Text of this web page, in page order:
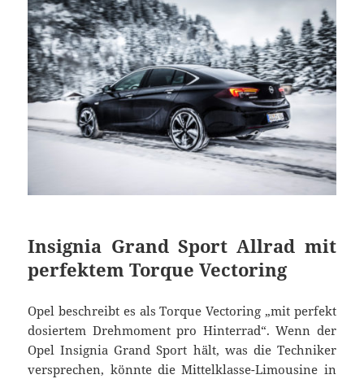
Insignia Grand Sport Allrad mit
perfektem Torque Vectoring
Opel beschreibt es als Torque Vectoring „mit perfekt
dosiertem Drehmoment pro Hinterrad“. Wenn der
Opel Insignia Grand Sport hält, was die Techniker
versprechen, könnte die Mittelklasse-Limousine in